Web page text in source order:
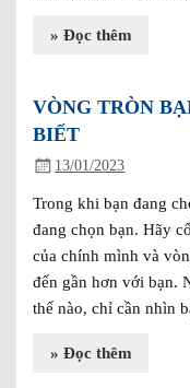
» Đọc thêm
VÒNG TRÒN
BIẾT
13/01/2023
Trong khi bạn đang
đang chọn bạn. Hãy
của chính mình và
đến gần hơn với bạn.
thế nào, chỉ cần nhìn
» Đọc thêm